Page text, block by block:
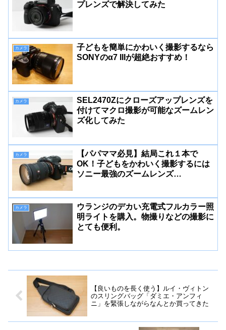
プレンズで解決してみた
カメラ
子どもを簡単にかわいく撮影するなら
SONYのα7 IIIが超絶おすすめ！
カメラ
SEL2470Zにクローズアップレンズを
付けてマクロ撮影が可能なズームレン
ズ化してみた
カメラ
【パパママ必見】結局これ１本で
OK！子どもをかわいく撮影するには
ソニー最強のズームレンズ
カメラ
ウランジのデカい充電式フルカラー照
明ライトを購入。物撮りなどの撮影に
とても便利。
【良いものを長く使う】ルイ・ヴィトン
のスリングバッグ「ダミエ・アンフィ
ニ」を緊張しながらなんとか買ってきた